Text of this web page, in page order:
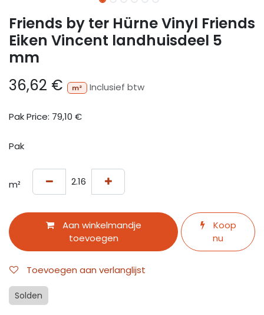
Friends by ter Hürne Vinyl Friends
Eiken Vincent landhuisdeel 5
mm
36,62 € m² Inclusief btw
Pak Price: 79,10 €
Pak
m²
Aan winkelmandje
toevoegen
Koop
nu
Toevoegen aan verlanglijst
Solden